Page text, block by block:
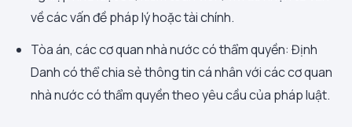
về các vấn đề pháp lý hoặc tài chính.
Tòa án, các cơ quan nhà nước có thẩm quyền: Định
Danh có thể chia sẻ thông tin cá nhân với các cơ quan
nhà nước có thẩm quyền theo yêu cầu của pháp luật.